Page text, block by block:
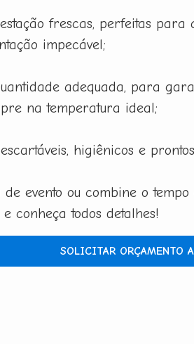
frescas, perfeitas para
impecável;
adequada, para
na temperatura ideal;
higiênicos e
evento ou combine o
conheça todos detalhes!
SOLICITAR ORÇAMENTO